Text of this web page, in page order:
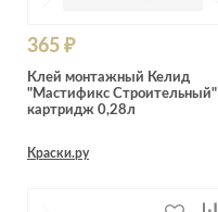
365 ₽
Клей монтажный Келид
"Мастификс Строительный"
картридж 0,28л
Краски.ру